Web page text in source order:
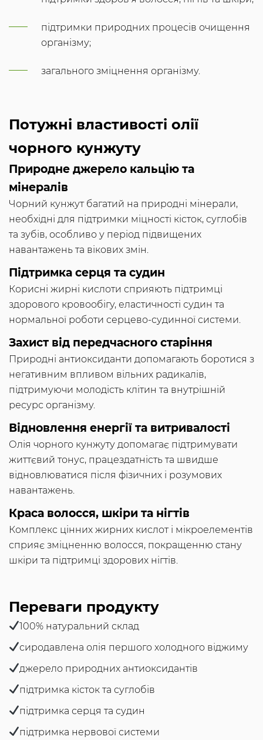
підтримки природних процесів очищення
організму;
загального зміцнення організму.
Потужні властивості олії
чорного кунжуту
Природне джерело кальцію та
мінералів
Чорний кунжут багатий на природні мінерали,
необхідні для підтримки міцності кісток, суглобів
та зубів, особливо у період підвищених
навантажень та вікових змін.
Підтримка серця та судин
Корисні жирні кислоти сприяють підтримці
здорового кровообігу, еластичності судин та
нормальної роботи серцево-судинної системи.
Захист від передчасного старіння
Природні антиоксиданти допомагають боротися з
негативним впливом вільних радикалів,
підтримуючи молодість клітин та внутрішній
ресурс організму.
Відновлення енергії та витривалості
Олія чорного кунжуту допомагає підтримувати
життєвий тонус, працездатність та швидше
відновлюватися після фізичних і розумових
навантажень.
Краса волосся, шкіри та нігтів
Комплекс цінних жирних кислот і мікроелементів
сприяє зміцненню волосся, покращенню стану
шкіри та підтримці здорових нігтів.
Переваги продукту
100% натуральний склад
сиродавлена олія першого холодного віджиму
джерело природних антиоксидантів
підтримка кісток та суглобів
підтримка серця та судин
підтримка нервової системи